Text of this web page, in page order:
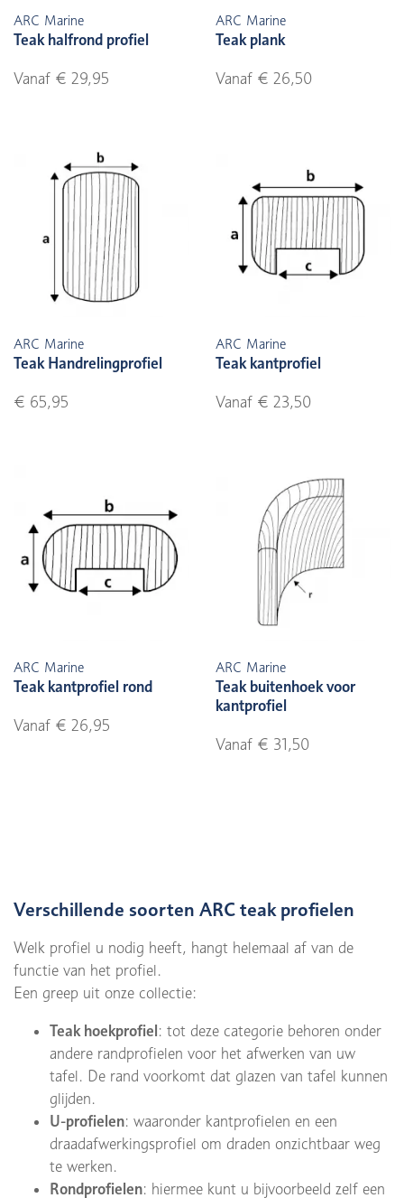
ARC Marine
Teak halfrond profiel
Vanaf € 29,95
ARC Marine
Teak plank
Vanaf € 26,50
ARC Marine
Teak Handrelingprofiel
€ 65,95
ARC Marine
Teak kantprofiel
Vanaf € 23,50
ARC Marine
Teak kantprofiel rond
Vanaf € 26,95
ARC Marine
Teak buitenhoek voor
kantprofiel
Vanaf € 31,50
Verschillende soorten ARC teak profielen
Welk profiel u nodig heeft, hangt helemaal af van de
functie van het profiel.
Een greep uit onze collectie:
Teak hoekprofiel : tot deze categorie behoren onder
andere randprofielen voor het afwerken van uw
tafel. De rand voorkomt dat glazen van tafel kunnen
glijden.
U-profielen: waaronder kantprofielen en een
draadafwerkingsprofiel om draden onzichtbaar weg
te werken.
Rondprofielen: hiermee kunt u bijvoorbeeld zelf een